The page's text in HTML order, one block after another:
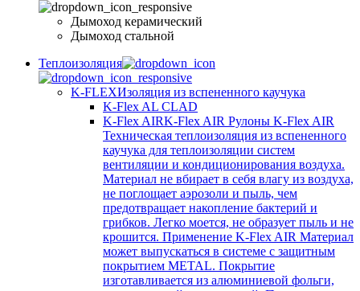
Дымоход керамический
Дымоход стальной
Теплоизоляция
K-FLEXИзоляция из вспененного каучука
K-Flex AL CLAD
K-Flex AIRK-Flex AIR Рулоны K-Flex AIR
Техническая теплоизоляция из вспененного
каучука для теплоизоляции систем
вентиляции и кондиционирования воздуха.
Материал не вбирает в себя влагу из воздуха,
не поглощает аэрозоли и пыль, чем
предотвращает накопление бактерий и
грибков. Легко моется, не образует пыль и не
крошится. Применение K-Flex AIR Материал
может выпускаться в системе c защитным
покрытием METAL. Покрытие
изготавливается из алюминиевой фольги,